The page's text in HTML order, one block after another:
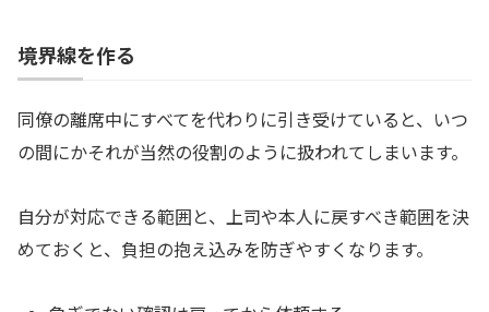
境界線を作る
同僚の離席中にすべてを代わりに引き受けていると、いつ
の間にかそれが当然の役割のように扱われてしまいます。
自分が対応できる範囲と、上司や本人に戻すべき範囲を決
めておくと、負担の抱え込みを防ぎやすくなります。